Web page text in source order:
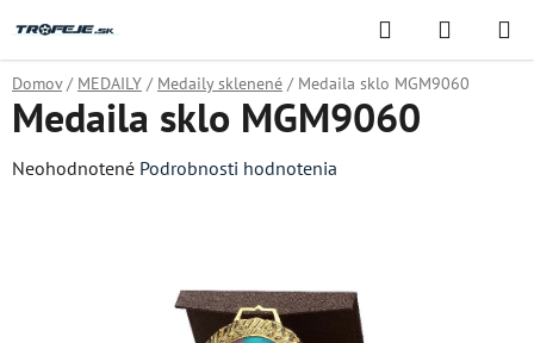
na
obsah
Hľadať
KOŠÍK
Domov / MEDAILY / Medaily sklenené / Medaila sklo MGM9060
Medaila sklo MGM9060
Priemerné
Neohodnotené Podrobnosti hodnotenia